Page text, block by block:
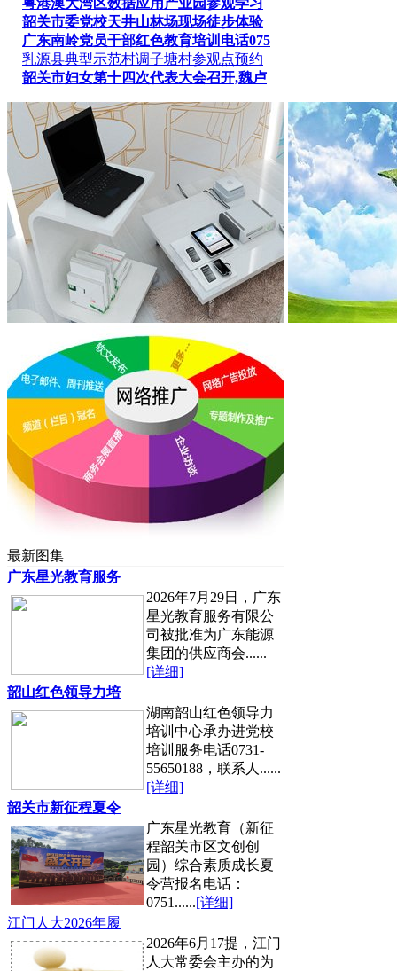
韶关市委党校天井山林场现场徒步体验
广东南岭党员干部红色教育培训电话075
乳源县典型示范村调子塘村参观点预约
韶关市妇女第十四次代表大会召开,魏卢
最新图集
广东星光教育服务
2026年7月29日，广东
星光教育服务有限公
司被批准为广东能源
集团的供应商会......
[详细]
韶山红色领导力培
湖南韶山红色领导力
培训中心承办进党校
培训服务电话0731-
55650188，联系人......
[详细]
韶关市新征程夏令
广东星光教育（新征
程韶关市区文创创
园）综合素质成长夏
令营报名电话：
0751......[详细]
江门人大2026年履
2026年6月17提，江门
人大常委会主办的为